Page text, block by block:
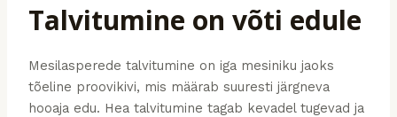
Talvitumine on võti edule
Mesilasperede talvitumine on iga mesiniku jaoks
tõeline proovikivi, mis määrab suuresti järgneva
hooaja edu. Hea talvitumine tagab kevadel tugevad ja